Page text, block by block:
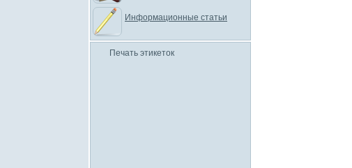
Информационные статьи
Печать этикеток